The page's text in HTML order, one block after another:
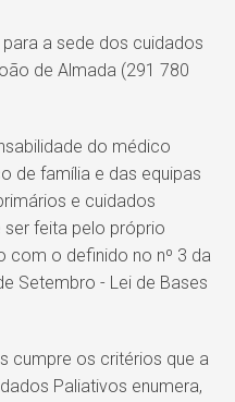
a sede dos cuidados
de Almada (291 780
do médico
de família e das equipas
e cuidados
ser feita pelo próprio
com o definido no nº 3 da
Setembro - Lei de Bases
cumpre os critérios que a
Paliativos enumera,